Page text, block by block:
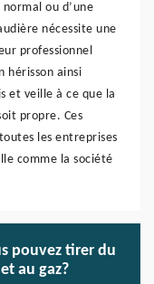
ou d’une
nécessite une
professionnel
hérisson ainsi
et veille à ce que la
propre. Ces
les entreprises
comme la société
pouvez tirer du
au gaz?